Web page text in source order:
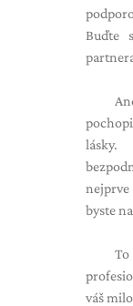
Buďte
byste
váš